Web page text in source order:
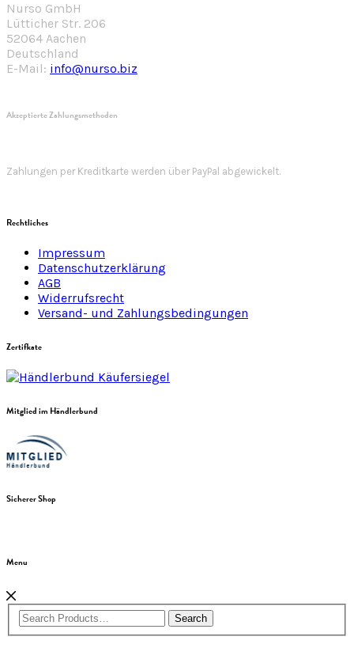
Nurso GmbH
Lütticher Str. 206
52064 Aachen
Deutschland
E-Mail: info@nurso.biz
Akzeptierte Zahlungsmethoden
Zahlungen per Kreditkarte werden über PayPal abgewickelt.
Rechtliches
Impressum
Datenschutzerklärung
AGB
Widerrufsrecht
Versand- und Zahlungsbedingungen
Zertifkate
Mitglied im Händlerbund
Sicherer Shop
Menu
Search